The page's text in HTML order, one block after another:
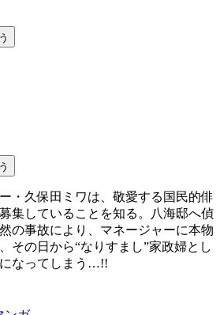
・久保田ミワは、敬愛する国民的俳
集していることを知る。八海邸へ偵
の事故により、マネージャーに本物
その日から“なりすまし”家政婦とし
なってしまう…!!